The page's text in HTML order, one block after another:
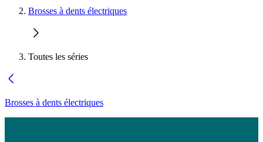
Brosses à dents électriques
Toutes les séries
Brosses à dents électriques